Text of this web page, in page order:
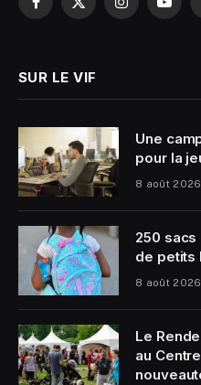
Facebook
X
Instagram
SUR LE VIF
Une
pour la
8 août 2026
250
de petits
8 août 2026
Le
au